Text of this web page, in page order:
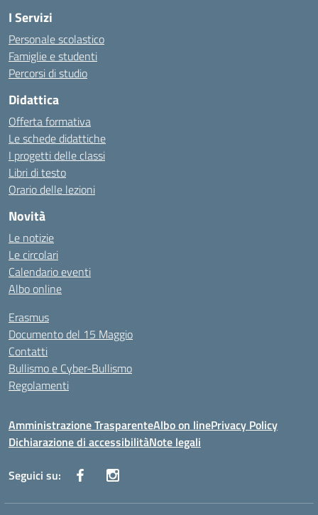
I Servizi
Personale scolastico
Famiglie e studenti
Percorsi di studio
Didattica
Offerta formativa
Le schede didattiche
I progetti delle classi
Libri di testo
Orario delle lezioni
Novità
Le notizie
Le circolari
Calendario eventi
Albo online
Erasmus
Documento del 15 Maggio
Contatti
Bullismo e Cyber-Bullismo
Regolamenti
Amministrazione TrasparenteAlbo on linePrivacy Policy
Dichiarazione di accessibilitàNote legali
Seguici su: